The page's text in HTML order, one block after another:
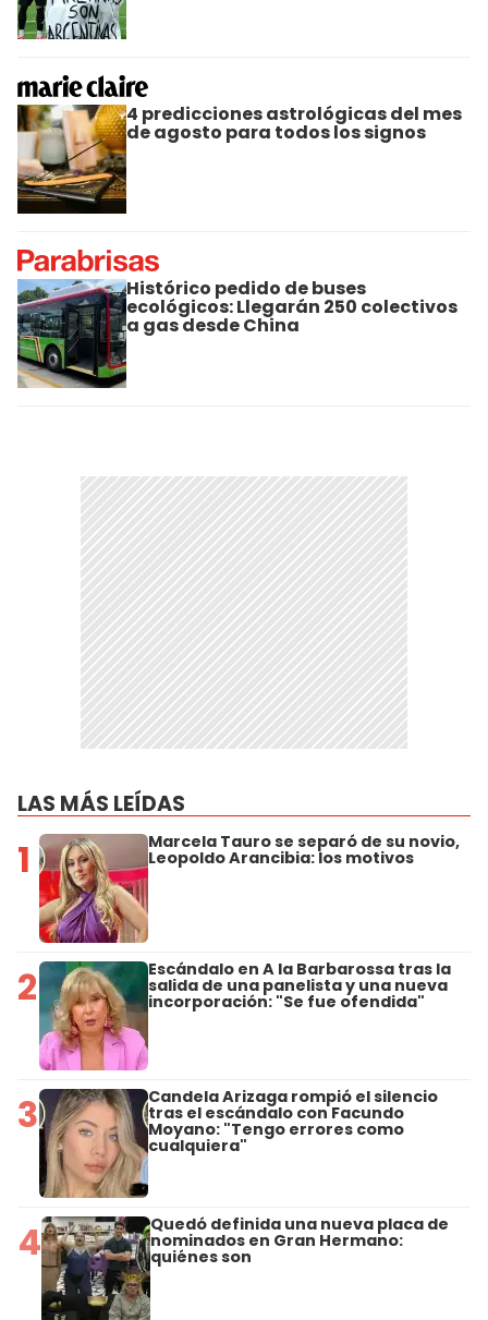
4 predicciones astrológicas del mes
de agosto para todos los signos
Histórico pedido de buses
ecológicos: Llegarán 250 colectivos
a gas desde China
LAS MÁS LEÍDAS
1 Marcela Tauro se separó de su novio,
Leopoldo Arancibia: los motivos
2 Escándalo en A la Barbarossa tras la
salida de una panelista y una nueva
incorporación: "Se fue ofendida"
3 Candela Arizaga rompió el silencio
tras el escándalo con Facundo
Moyano: "Tengo errores como
cualquiera"
4 Quedó definida una nueva placa de
nominados en Gran Hermano:
quiénes son